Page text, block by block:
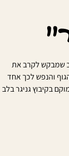
שמבקש לקרב את
והנפש לכך אחד
בקיבוץ גניגר בלב